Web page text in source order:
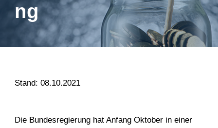
ng
Stand: 08.10.2021
Die Bundesregierung hat Anfang Oktober in einer